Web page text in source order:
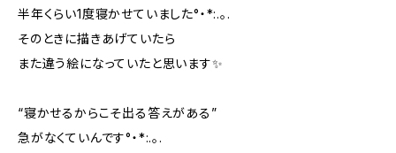
半年くらい1度寝かせていました°・*:.。.
そのときに描きあげていたら
また違う絵になっていたと思います✨️
“寝かせるからこそ出る答えがある”
急がなくていんです°・*:.。.